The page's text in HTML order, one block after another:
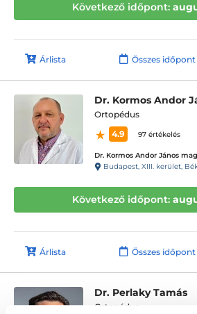
Következő időpont:
Árlista Összes időpont
Dr. Kormos Andor
Ortopédus
4.9
97 értékelés
Budapest, XIII. kerület,
Következő időpont:
Árlista Összes időpont
Dr. Perlaky Tamás
Ortopédus